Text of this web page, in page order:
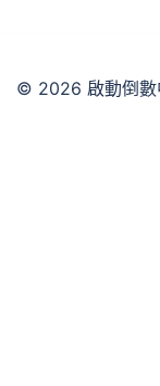
© 2026 啟動倒